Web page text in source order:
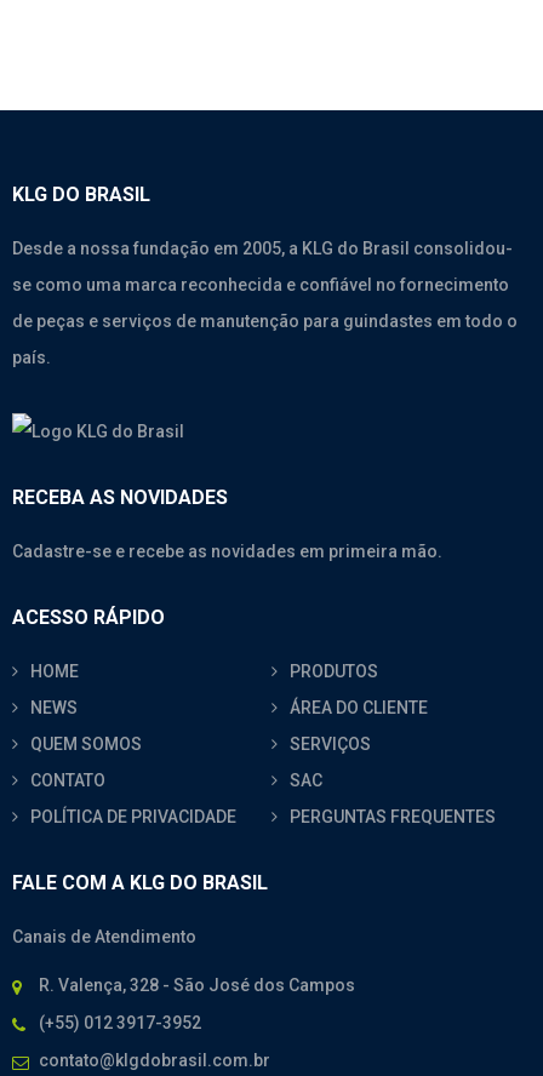
KLG DO BRASIL
Desde a nossa fundação em 2005, a KLG do Brasil consolidou-
se como uma marca reconhecida e confiável no fornecimento
de peças e serviços de manutenção para guindastes em todo o
país.
RECEBA AS NOVIDADES
Cadastre-se e recebe as novidades em primeira mão.
ACESSO RÁPIDO
HOME
PRODUTOS
NEWS
ÁREA DO CLIENTE
QUEM SOMOS
SERVIÇOS
CONTATO
SAC
POLÍTICA DE PRIVACIDADE
PERGUNTAS FREQUENTES
FALE COM A KLG DO BRASIL
Canais de Atendimento
R. Valença, 328 - São José dos Campos
(+55) 012 3917-3952
contato@klgdobrasil.com.br